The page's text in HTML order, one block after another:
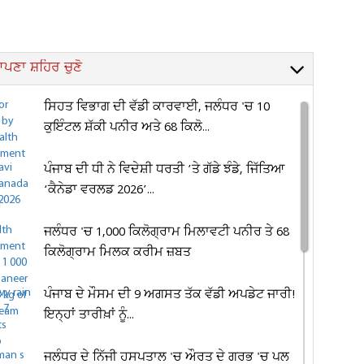
ਸ਼ਹਿਰ ਚੁਣੋ
ਸਿਹਤ ਵਿਭਾਗ ਦੀ ਵੱਡੀ ਕਾਰਵਾਈ, ਜਲੰਧਰ 'ਚ 10
ਕੁਇੰਟਲ ਸ਼ੱਕੀ ਪਨੀਰ ਅਤੇ 68 ਕਿਲੋ...
ਪੰਜਾਬ ਦੀ ਧੀ ਨੇ ਵਿਦੇਸ਼ੀ ਧਰਤੀ ’ਤੇ ਗੱਡੇ ਝੰਡੇ, ਜਿੱਤਿਆ
‘ਕੈਨੇਡਾ ਵਰਲਡ 2026’...
ਜਲੰਧਰ 'ਚ 1,000 ਕਿਲੋਗ੍ਰਾਮ ਮਿਲਾਵਟੀ ਪਨੀਰ ਤੇ 68
ਕਿਲੋਗ੍ਰਾਮ ਮਿਲਕ ਕਰੀਮ ਜ਼ਬਤ
ਪੰਜਾਬ ਦੇ ਮੌਸਮ ਦੀ 9 ਅਗਸਤ ਤੱਕ ਵੱਡੀ ਅਪਡੇਟ ਜਾਰੀ!
ਇਨ੍ਹਾਂ ਤਾਰੀਖ਼ਾਂ ਨੂੰ...
ਜਲੰਧਰ ਦੇ ਨਿੱਜੀ ਹਸਪਤਾਲ 'ਚ ਔਰਤ ਦੇ ਗਰਭ 'ਚ ਪਲ